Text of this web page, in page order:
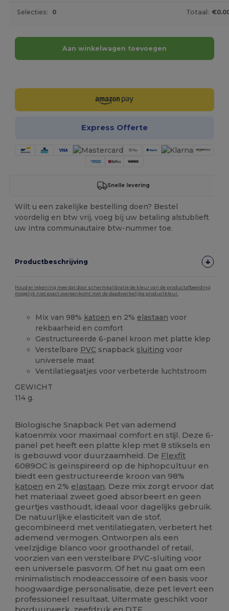
Selecties: 0 Totaal:
Aan winkelwagen toevoegen
Express Offerte
Snelle levering
Wilt u een zakelijke bestelling doen? Bestel
voordelig en btw vrij, voeg bij uw betaling alstublieft
uw intra communautaire btw-nummer toe.
Productbeschrijving
Houd er rekening mee dat door schermkalibratie de kleur van de productafbeelding
mogelijk niet exact overeenkomt met de daadwerkelijke productkleur.
Mix van 98% katoen en 2% elastaan voor
rekbaarheid en comfort
Gestructureerde 6-panel kroon met platte klep
Verstelbare PVC snapback sluiting voor
universele maat
Ventilatiegaatjes voor verbeterde luchtstroom
GEWICHT
114 g.
Biologische Snapback Pet van ademend
katoenmix voor maximaal comfort en stijl. Deze 6-
panel pet heeft een platte klep met 8 stiksels en
is gebouwd voor duurzaamheid. De Flexfit
6089OC is geïnspireerd op de hiphopcultuur en
biedt een gestructureerde kroon van 98%
katoen en 2% elastaan. Deze mix zorgt ervoor dat
het materiaal zweet goed absorbeert en geen
geurtjes vasthoudt, ideaal voor dagelijks gebruik.
De natuurlijke elasticiteit van de stof,
gecombineerd met ventilatiegaten, verbetert het
ademend vermogen. Ontworpen als een
veelzijdige blanco voor groothandel of retail,
voorzien van een verstelbare PVC-sluiting voor
een universele pasvorm. Of het nu gaat om een
minimalistisch modeaccessoire of een basis voor
hoogwaardige personalisatie, deze pet levert een
professioneel resultaat. Uitermate geschikt voor